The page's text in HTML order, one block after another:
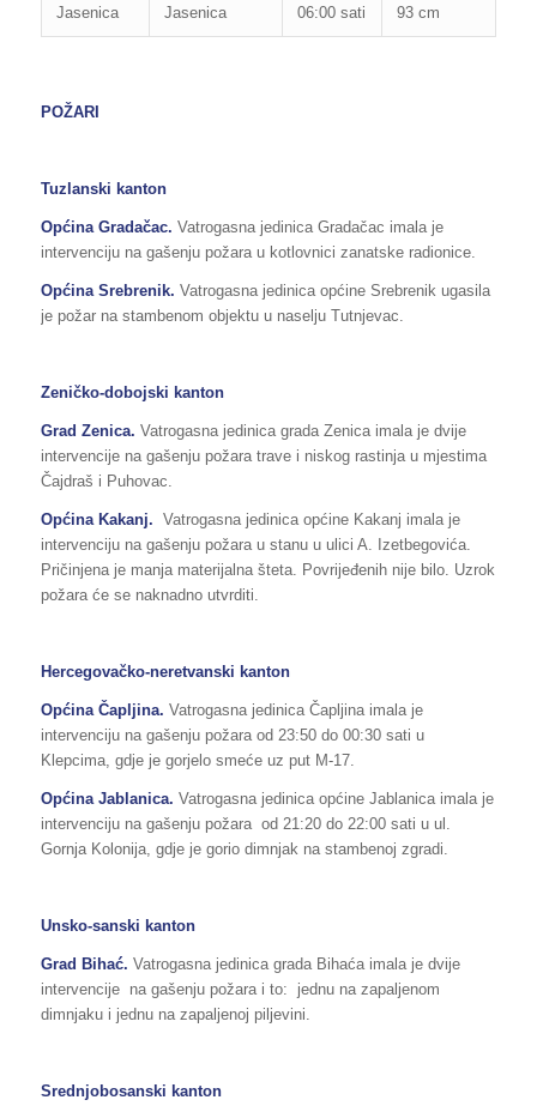
Jasenica Jasenica 06:00 sati 93 cm
POŽARI
Tuzlanski kanton
Općina Gradačac. Vatrogasna jedinica Gradačac imala je
intervenciju na gašenju požara u kotlovnici zanatske radionice.
Općina Srebrenik. Vatrogasna jedinica općine Srebrenik ugasila
je požar na stambenom objektu u naselju Tutnjevac.
Zeničko-dobojski kanton
Grad Zenica. Vatrogasna jedinica grada Zenica imala je dvije
intervencije na gašenju požara trave i niskog rastinja u mjestima
Čajdraš i Puhovac.
Općina Kakanj. Vatrogasna jedinica općine Kakanj imala je
intervenciju na gašenju požara u stanu u ulici A. Izetbegovića.
Pričinjena je manja materijalna šteta. Povrijeđenih nije bilo. Uzrok
požara će se naknadno utvrditi.
Hercegovačko-neretvanski kanton
Općina Čapljina. Vatrogasna jedinica Čapljina imala je
intervenciju na gašenju požara od 23:50 do 00:30 sati u
Klepcima, gdje je gorjelo smeće uz put M-17.
Općina Jablanica. Vatrogasna jedinica općine Jablanica imala je
intervenciju na gašenju požara od 21:20 do 22:00 sati u ul.
Gornja Kolonija, gdje je gorio dimnjak na stambenoj zgradi.
Unsko-sanski kanton
Grad Bihać. Vatrogasna jedinica grada Bihaća imala je dvije
intervencije na gašenju požara i to: jednu na zapaljenom
dimnjaku i jednu na zapaljenoj piljevini.
Srednjobosanski kanton